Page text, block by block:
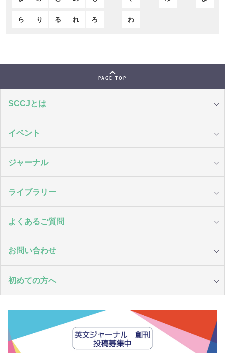
ら り る れ ろ わ
PAGE TOP
SCCJとは
イベント
ジャーナル
ライブラリー
よくあるご質問
お問い合わせ
初めての方へ